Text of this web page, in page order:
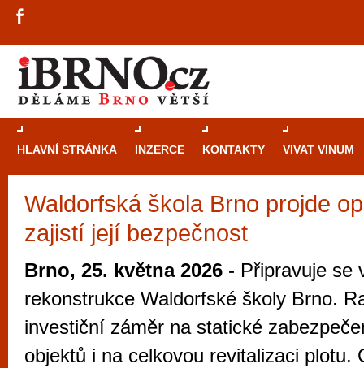
HLAVNÍ STRÁNKA INZERCE KONTAKTY VIVAT VINUM
Waldorfská škola Brno projde
zajistí její bezpečnost
Brno, 25. května 2026 - Připravuje se
rekonstrukce Waldorfské školy Brno.
investiční záměr na statické
objektů i na celkovou revitalizaci plotu.
Průvodce
Brně: Od
Brno je
zajímavé
restaurace,
Mimo jiné je ale také místem, kde si